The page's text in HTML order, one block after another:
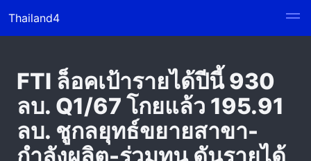
Thailand4
FTI ล็อคเป้ารายได้ปีนี้ 930
ลบ. Q1/67 โกยแล้ว 195.91
ลบ. ชูกลยุทธ์ขยายสาขา-